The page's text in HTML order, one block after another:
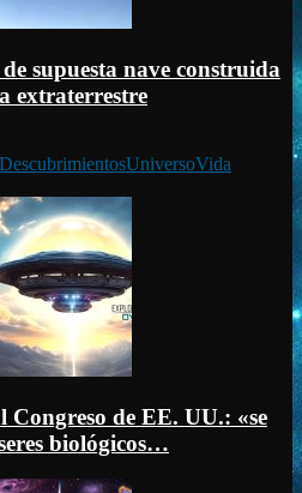
supuesta nave construida
extraterrestre
DescubrimientosUniversoVida
Congreso de EE. UU.: «se
biológicos…